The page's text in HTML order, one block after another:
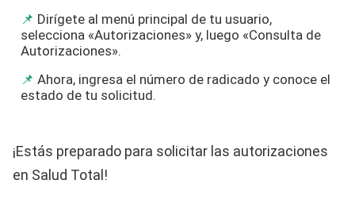
Dirígete al menú principal de tu usuario,
selecciona «Autorizaciones» y, luego «Consulta de
Autorizaciones».
Ahora, ingresa el número de radicado y conoce el
estado de tu solicitud.
¡Estás preparado para solicitar las autorizaciones
en Salud Total!